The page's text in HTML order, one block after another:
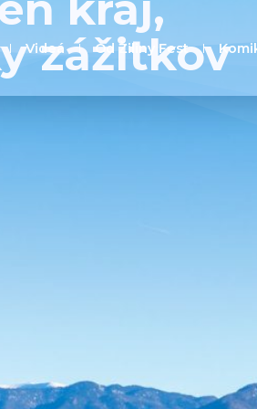
Videá Od Žiliny Fest
zážitkov